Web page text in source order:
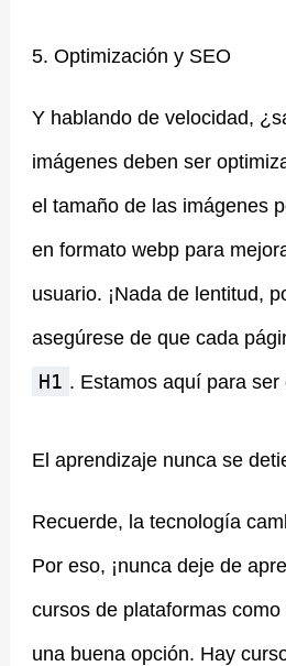
5. Optimización y SEO
Y hablando de velocidad,
imágenes deben ser
el tamaño de las imágenes
en formato webp para
usuario. ¡Nada de lentitud,
asegúrese de que cada
H1 . Estamos aquí para
El aprendizaje nunca se
Recuerde, la tecnología
Por eso, ¡nunca deje de
cursos de plataformas
una buena opción. Hay